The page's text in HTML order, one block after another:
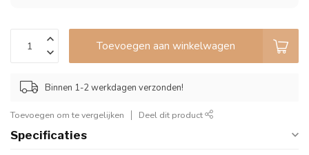
Toevoegen aan winkelwagen
Binnen 1-2 werkdagen verzonden!
Toevoegen om te vergelijken Deel dit product
Specificaties